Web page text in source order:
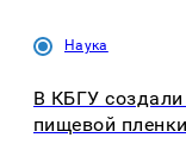
Наука
В КБГУ
пищевой пленки